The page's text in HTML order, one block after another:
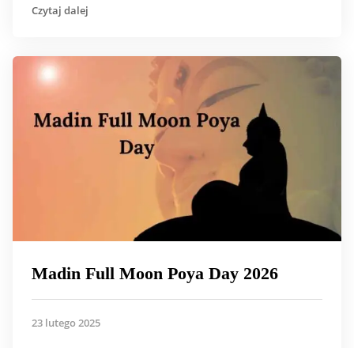
Czytaj dalej
Madin Full Moon Poya Day 2026
23 lutego 2025